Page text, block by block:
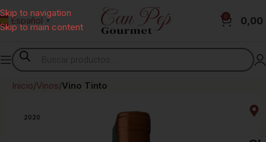
Skip to navigation
Skip to main content
Español ▼
0 0,00
Inicio Vinos Vino Tinto
2020